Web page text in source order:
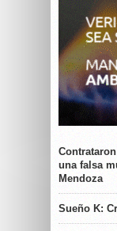
una falsa
Mendoza
Sueño K: